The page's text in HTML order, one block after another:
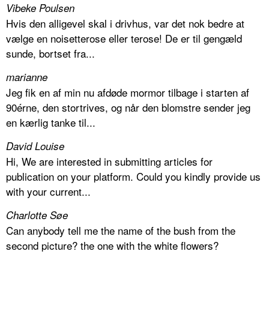
Vibeke Poulsen
Hvis den alligevel skal i drivhus, var det nok bedre at
vælge en noisetterose eller terose! De er til gengæld
sunde, bortset fra...
marianne
Jeg fik en af min nu afdøde mormor tilbage i starten af
90érne, den stortrives, og når den blomstre sender jeg
en kærlig tanke til...
David Louise
Hi, We are interested in submitting articles for
publication on your platform. Could you kindly provide us
with your current...
Charlotte Søe
Can anybody tell me the name of the bush from the
second picture? the one with the white flowers?